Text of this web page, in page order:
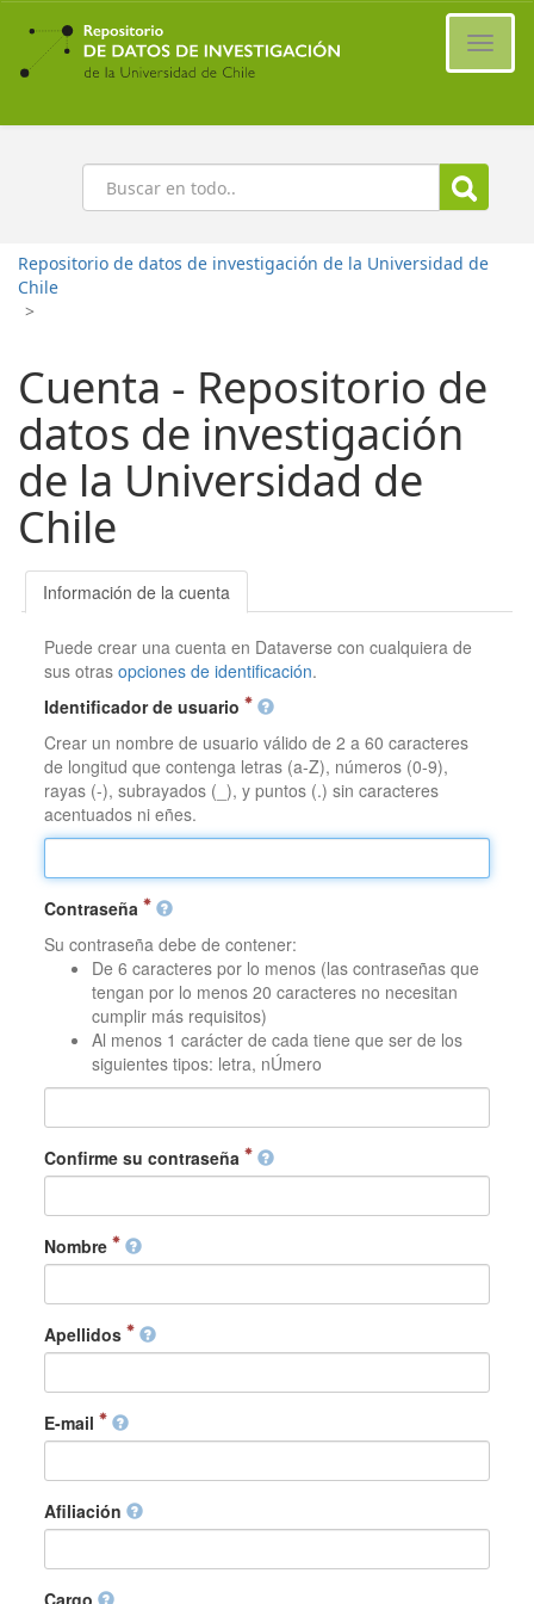
Ir
contenido
principal
Buscar
Repositorio de datos de investigación de la Universidad de
Chile
>
Cuenta - Repositorio de
datos de investigación
de la Universidad de
Chile
Información de la cuenta
Puede crear una cuenta en Dataverse con cualquiera de
sus otrasopciones de identificación.
Identificador de usuario
Crear un nombre de usuario válido de 2 a 60 caracteres
de longitud que contenga letras (a-Z), números (0-9),
rayas (-), subrayados (_), y puntos (.) sin caracteres
acentuados ni eñes.
Contraseña
Su contraseña debe de contener:
De 6 caracteres por lo menos (las contraseñas que
tengan por lo menos 20 caracteres no necesitan
cumplir más requisitos)
Al menos 1 carácter de cada tiene que ser de los
siguientes tipos: letra, nÚmero
Confirme su contraseña
Nombre
Apellidos
E-mail
Afiliación
Cargo